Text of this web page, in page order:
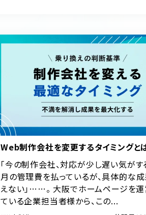
Web制作会社を変更するタイミングと
「今の制作会社、対応が少し遅い気がす
月の管理費を払っているが、具体的な
えない」……。 大阪でホームページを
ている企業担当者様から、この...